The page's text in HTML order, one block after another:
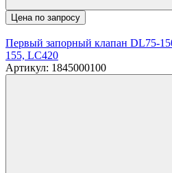
Цена по запросу
Первый запорный клапан DL75-
155, LC420
Артикул: 1845000100